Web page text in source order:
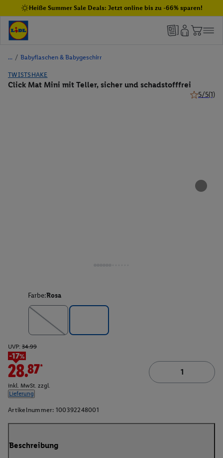
Heiße Summer Sale Deals: Jetzt online bis zu -66% sparen!
/ Babyflaschen & Babygeschirr
TWISTSHAKE
Click Mat Mini mit Teller, sicher und schadstofffrei
5/5(1)
Farbe:Rosa
UVP: 34.99
-17%
28.87*
inkl. MwSt. zzgl.
Lieferung
Artikelnummer: 100392248001
Beschreibung